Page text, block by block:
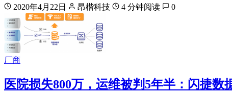
2020年4月22日 昂楷科技 4 分钟阅读 0
厂商
医院损失800万，运维被判5年半：闪捷数